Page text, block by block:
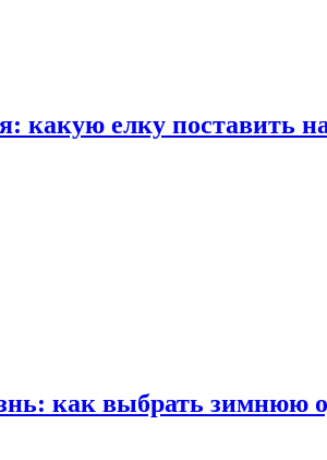
какую елку поставить
как выбрать зимнюю